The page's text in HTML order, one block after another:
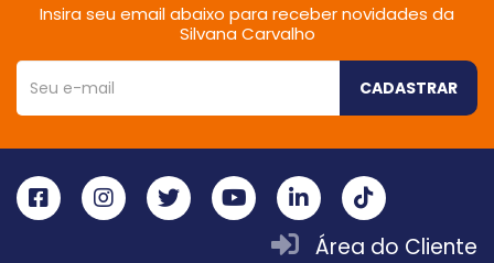
Insira seu email abaixo para receber novidades da
Silvana Carvalho
CADASTRAR
Área do Cliente